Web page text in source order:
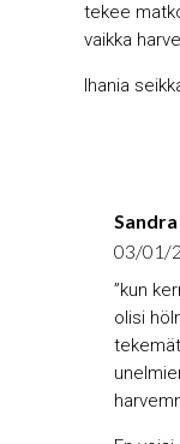
tekee
vaikka
Ihania
03/01/
”kun
olisi